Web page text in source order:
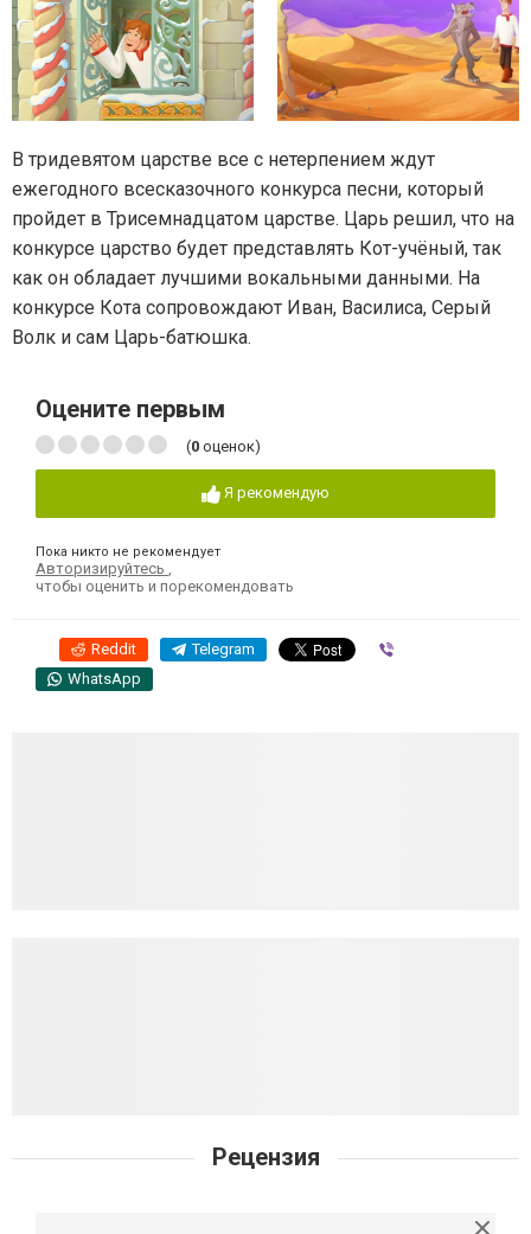
В тридевятом царстве все с нетерпением ждут
ежегодного всесказочного конкурса песни, который
пройдет в Трисемнадцатом царстве. Царь решил, что на
конкурсе царство будет представлять Кот-учёный, так
как он обладает лучшими вокальными данными. На
конкурсе Кота сопровождают Иван, Василиса, Серый
Волк и сам Царь-батюшка.
Оцените первым
(0 оценок)
Я рекомендую
Пока никто не рекомендует
Авторизируйтесь
чтобы оценить и порекомендовать
Reddit Telegram
WhatsApp
Рецензия